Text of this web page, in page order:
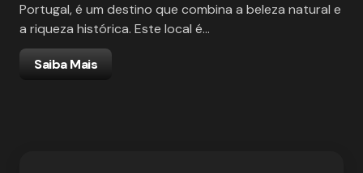
Portugal, é um destino que combina a beleza natural e
a riqueza histórica. Este local é…
Saiba Mais